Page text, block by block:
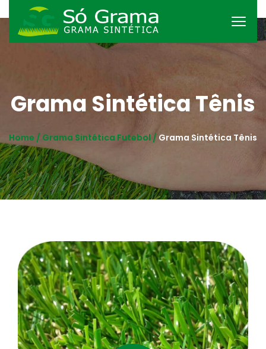
Grama Sintética Tênis
Home / Grama Sintética Futebol / Grama Sintética Tênis